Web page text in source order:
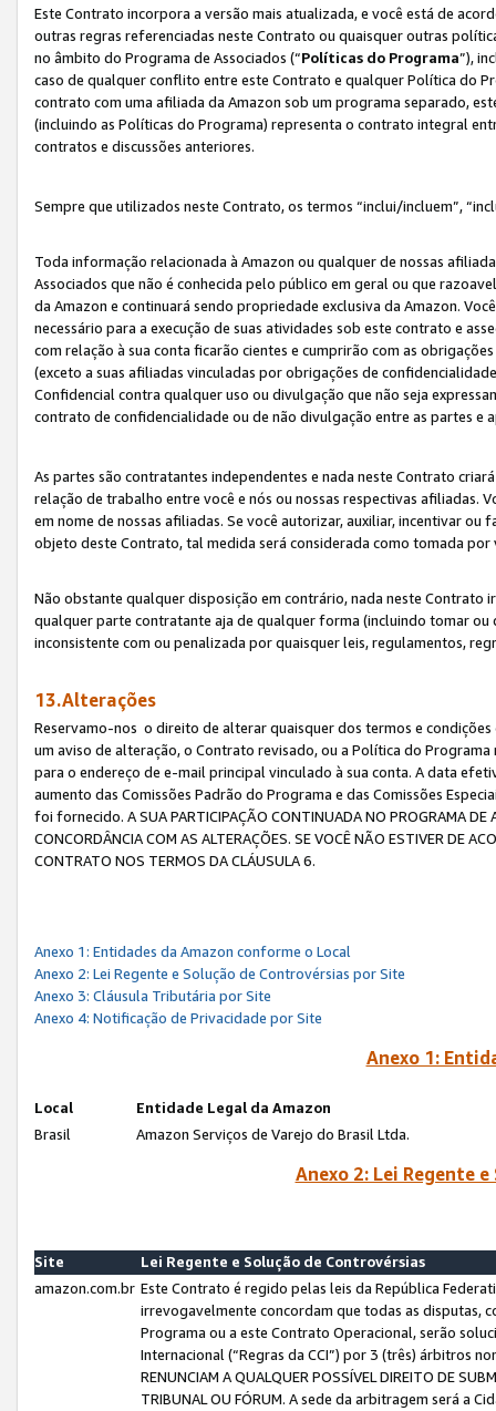
Este Contrato incorpora a versão mais atualizada, e você está de
outras regras referenciadas neste Contrato ou quaisquer outras
no âmbito do Programa de Associados (“Políticas do Programa”),
caso de qualquer conflito entre este Contrato e qualquer Política do
contrato com uma afiliada da Amazon sob um programa separado,
(incluindo as Políticas do Programa) representa o contrato integral
contratos e discussões anteriores.
Sempre que utilizados neste Contrato, os termos “inclui/incluem”,
Toda informação relacionada à Amazon ou qualquer de nossas
Associados que não é conhecida pelo público em geral ou que
da Amazon e continuará sendo propriedade exclusiva da Amazon.
necessário para a execução de suas atividades sob este contrato e
com relação à sua conta ficarão cientes e cumprirão com as
(exceto a suas afiliadas vinculadas por obrigações de
Confidencial contra qualquer uso ou divulgação que não seja
contrato de confidencialidade ou de não divulgação entre as partes e
As partes são contratantes independentes e nada neste Contrato
relação de trabalho entre você e nós ou nossas respectivas afiliadas.
em nome de nossas afiliadas. Se você autorizar, auxiliar, incentivar
objeto deste Contrato, tal medida será considerada como tomada por
Não obstante qualquer disposição em contrário, nada neste
qualquer parte contratante aja de qualquer forma (incluindo tomar ou
inconsistente com ou penalizada por quaisquer leis, regulamentos,
13.Alterações
Reservamo-nos o direito de alterar quaisquer dos termos e
um aviso de alteração, o Contrato revisado, ou a Política do
para o endereço de e-mail principal vinculado à sua conta. A data
aumento das Comissões Padrão do Programa e das Comissões
foi fornecido. A SUA PARTICIPAÇÃO CONTINUADA NO PROGRAMA DE
CONCORDÂNCIA COM AS ALTERAÇÕES. SE VOCÊ NÃO ESTIVER DE
CONTRATO NOS TERMOS DA CLÁUSULA 6.
Anexo 1: Entidades da Amazon conforme o Local
Anexo 2: Lei Regente e Solução de Controvérsias por Site
Anexo 3: Cláusula Tributária por Site
Anexo 4: Notificação de Privacidade por Site
Anexo 1:
Local
Entidade Legal da Amazon
Brasil
Amazon Serviços de Varejo do Brasil Ltda.
Anexo 2: Lei Regente
Site
Lei Regente e Solução de Controvérsias
amazon.com.br Este Contrato é regido pelas leis da República
irrevogavelmente concordam que todas as disputas,
Programa ou a este Contrato Operacional, serão
Internacional (“Regras da CCI”) por 3 (três) árbitros
RENUNCIAM A QUALQUER POSSÍVEL DIREITO DE
TRIBUNAL OU FÓRUM. A sede da arbitragem será a